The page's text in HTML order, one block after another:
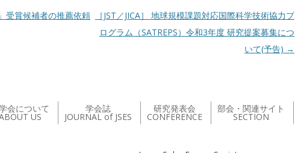
受賞候補者の推薦依頼
［JST／JICA］ 地球規模課題対応国際科学技術協力プ
ログラム（SATREPS）令和3年度 研究提案募集につ
いて(予告) →
会について
US
学会誌
JOURNAL of JSES
研究発表会
CONFERENCE
部会・関連サイト
SECTION